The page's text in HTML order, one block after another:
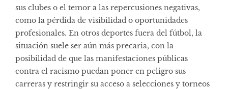
sus clubes o el temor a las repercusiones negativas,
como la pérdida de visibilidad o oportunidades
profesionales. En otros deportes fuera del fútbol, la
situación suele ser aún más precaria, con la
posibilidad de que las manifestaciones públicas
contra el racismo puedan poner en peligro sus
carreras y restringir su acceso a selecciones y torneos